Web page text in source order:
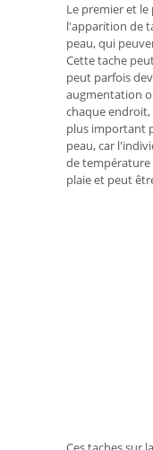
Le premier et
l'apparition de
peau, qui
Cette tache
peut parfois
augmentation
chaque
plus important
peau, car
de température
plaie et peut